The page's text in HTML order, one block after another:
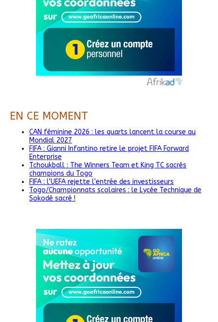
EN CE MOMENT
CAN féminine 2026 : les quarts lancent la course au
Mondial 2027
FIFA : Gianni Infantino retire le projet FIFA Forward
Enterprise
Tchoukball : The Winners Team et King TC sacrés
champions du Togo
FIFA : l’UEFA rejette l’entrée des investisseurs
Togo/Championnats scolaires : le Lycée Technique de
Sokodé sacré !